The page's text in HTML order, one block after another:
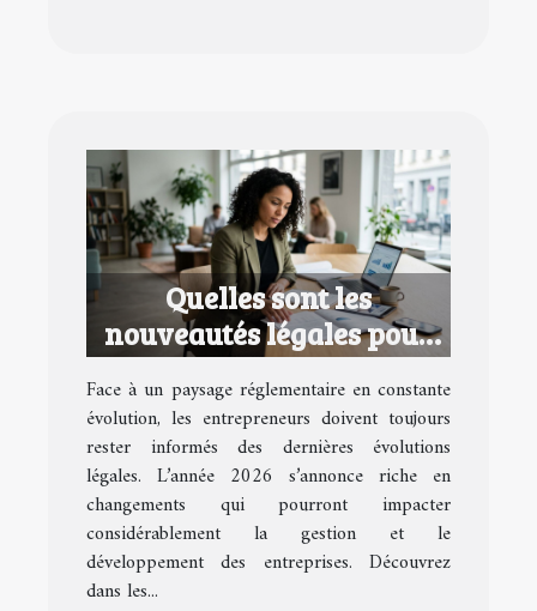
Quelles sont les
nouveautés légales pour
les entrepreneurs en 2026
?
Face à un paysage réglementaire en constante
évolution, les entrepreneurs doivent toujours
rester informés des dernières évolutions
légales. L’année 2026 s’annonce riche en
changements qui pourront impacter
considérablement la gestion et le
développement des entreprises. Découvrez
dans les...